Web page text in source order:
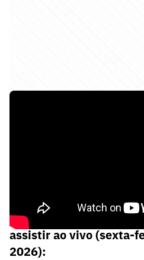
Confira os jogos de
assistir ao vivo (sexta-
2026):